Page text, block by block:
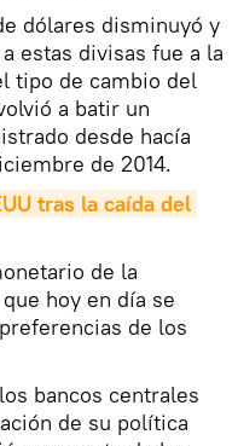
dólares disminuyó y
estas divisas fue a la
tipo de cambio del
a batir un
desde hacía
de 2014.
tras la caída del
de la
hoy en día se
de los
bancos centrales
de su política